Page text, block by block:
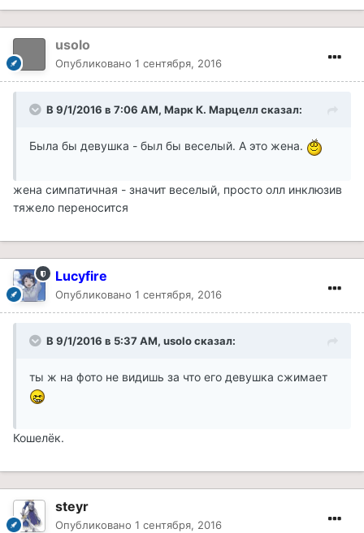
usolo
Опубликовано 1 сентября, 2016
В 9/1/2016 в 7:06 AM, Марк К. Марцелл сказал:
Была бы девушка - был бы веселый. А это жена.
жена симпатичная - значит веселый, просто олл инклюзив
тяжело переносится
Lucyfire
Опубликовано 1 сентября, 2016
В 9/1/2016 в 5:37 AM, usolo сказал:
ты ж на фото не видишь за что его девушка сжимает
Кошелёк.
steyr
Опубликовано 1 сентября, 2016